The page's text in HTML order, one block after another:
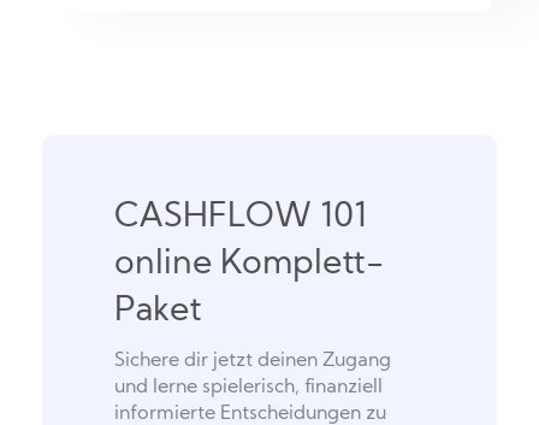
CASHFLOW 101
online Komplett-
Paket
Sichere dir jetzt deinen Zugang
und lerne spielerisch, finanziell
informierte Entscheidungen zu